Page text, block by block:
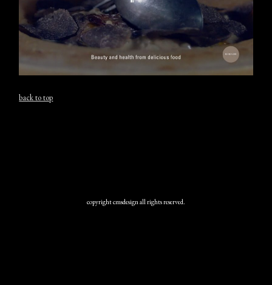
back to top
copyright cmsdesign all rights reserved.